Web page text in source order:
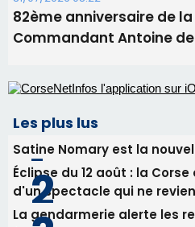
05/08/2026 09:53
Biguglia : messe de la
procession le 14 août
Tennis - Début ce week-
RCPV
31/07/2026 08:22
82ème anniversaire de
Commandant Antoine de